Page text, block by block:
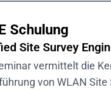
Schulung
Site Survey
vermittelt die
von WLAN